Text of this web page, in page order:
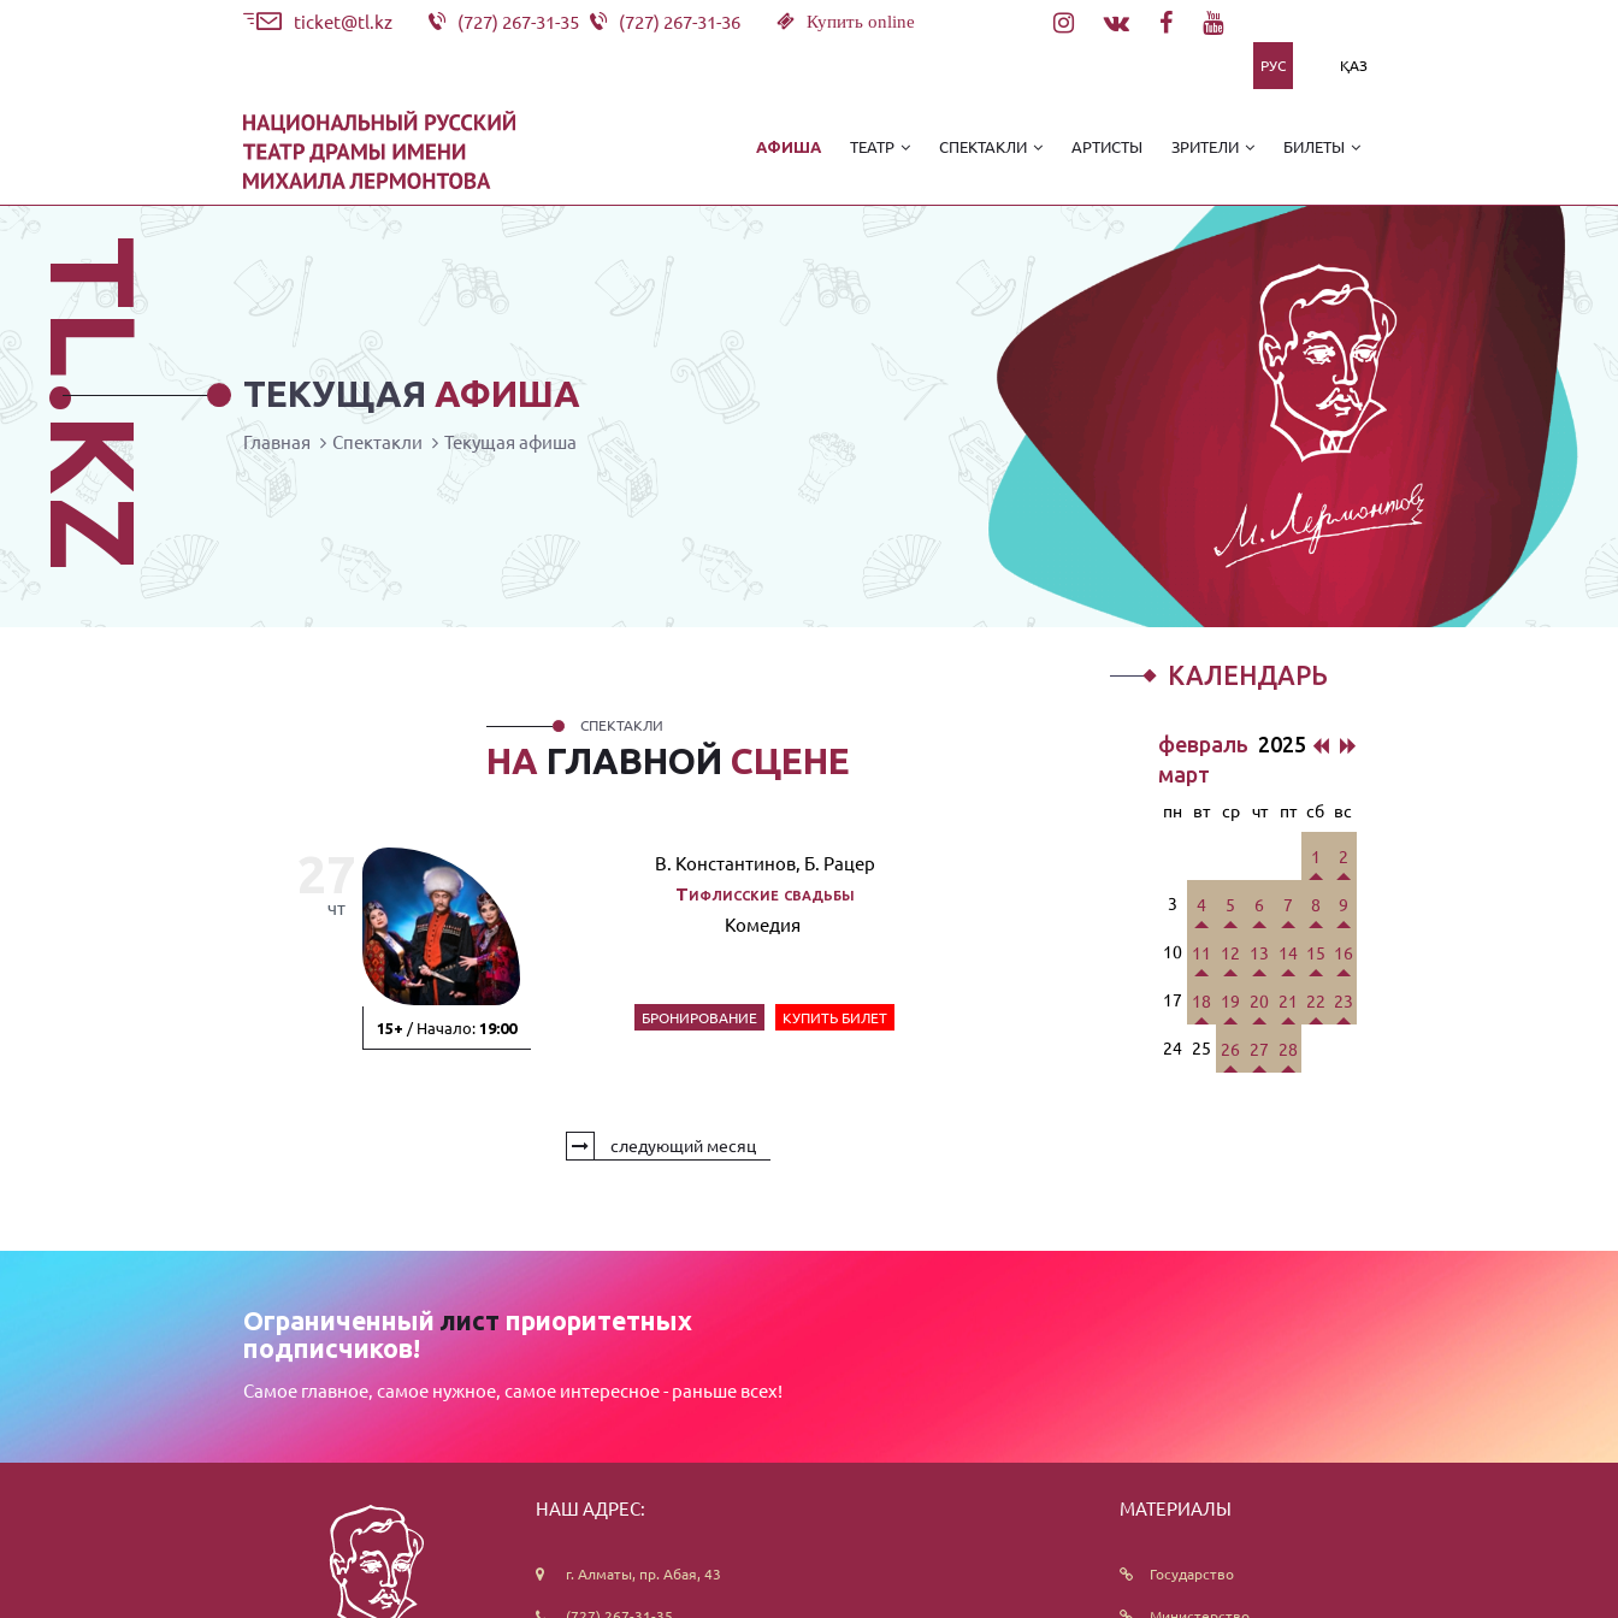
ticket@tl.kz (727) 267-31-35 (727) 267-31-36 Купить online
РУС ҚАЗ
АФИША ТЕАТР СПЕКТАКЛИ АРТИСТЫ ЗРИТЕЛИ БИЛЕТЫ
ТЕКУЩАЯ АФИША
TL.KZ Главная Спектакли Текущая афиша
НА ГЛАВНОЙ СЦЕНЕ
СПЕКТАКЛИ
чт
15+ / Начало: 19:00
В. Константинов, Б. Рацер
Тифлисские свадьбы
Комедия
БРОНИРОВАНИЕ КУПИТЬ БИЛЕТ
следующий месяц
КАЛЕНДАРЬ
февраль 2025
март
пн вт ср чт пт сб вс
1 2
3 4 5 6 7 8 9
10 11 12 13 14 15 16
17 18 19 20 21 22 23
24 25 26 27 28
Ограниченныйлист приоритетных
подписчиков!
Самое главное, самое нужное, самое интересное - раньше всех!
НАШ АДРЕС:
г. Алматы, пр. Абая, 43
МАТЕРИАЛЫ
Государство